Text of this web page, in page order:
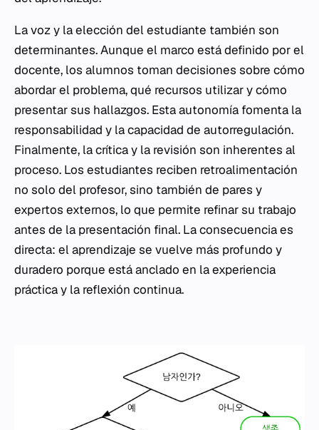
La voz y la elección del estudiante también son
determinantes. Aunque el marco está definido por el
docente, los alumnos toman decisiones sobre cómo
abordar el problema, qué recursos utilizar y cómo
presentar sus hallazgos. Esta autonomía fomenta la
responsabilidad y la capacidad de autorregulación.
Finalmente, la crítica y la revisión son inherentes al
proceso. Los estudiantes reciben retroalimentación
no solo del profesor, sino también de pares y
expertos externos, lo que permite refinar su trabajo
antes de la presentación final. La consecuencia es
directa: el aprendizaje se vuelve más profundo y
duradero porque está anclado en la experiencia
práctica y la reflexión continua.